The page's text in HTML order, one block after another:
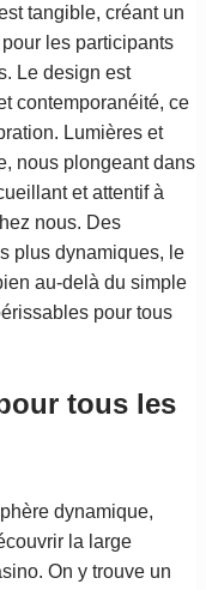
tangible, créant un
les participants
Le design est
contemporanéité, ce
Lumières et
nous plongeant dans
et attentif à
nous. Des
plus dynamiques, le
au-delà du simple
pour tous
tous les
dynamique,
la large
On y trouve un